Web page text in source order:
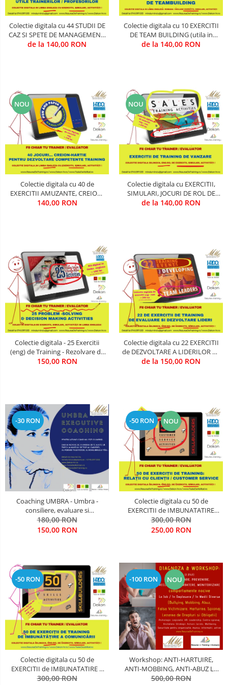
CIVILA
Comunicare (interpersonala, intra
- departamentala, intre-
departamente, in intrreaga
organizatie, in situatii de criza, cu
persoane de decizie, cu persoane
COMUNICATII SPECIALE SI
SATELITARE
TERORISM / ANTI-DROG / ANTI-
CRIMA ORGANIZATA
Cultura Organizationala
Cyber-Security
Energizare
Etica, Deontologie, Profesionalism
INGINERIE MILITARA SI CIVILA
Intelligence & OSINT
STRATEGIE, REACTIE RAPIDA,
CONTROL MILITAR SI CIVIL
LOGISTICA MILITARA SI CIVILA
Luarea Deciziilor (rapid, analitic,
fara bias, fara efect group-think)
Management
Managementul Schimbarii si
Adaptarii
Negociere (Achizitie / Vanzari /
Cooperare / Competitie)
OPERATIUNI MARITIME MILITARE SI
CIVILE
OPERATIUNI SPATIALE MILITARE SI
CIVILE
OPERATIUNI TERESTRE MILITARE SI
CIVILE
Rezolvare de Probleme
Rezolvarea Conflictelor /
Servicii & Relationarea cu Clientii
Teambuilding
Time Management / Planificare /
Organizare
Colectie digitala cu 44 STUDII DE
CAZ SI SPETE DE MANAGEMENT,
LUARE DECIZII, CHANGE &
de la 140,00 RON
Colectie digitala cu 10 EXERCITII
DE TEAM BUILDING (utila in
Training & Evaluare)
de la 140,00 RON
NOU
Colectie digitala cu 40 de
EXERCITII AMUZANTE, CREION-
HARTIE, PENTRU TRAINING SI
140,00 RON
NOU
Colectie digitala cu EXERCITII,
SIMULARI, JOCURI DE ROL DE
VANZARE (utila in Training &
de la 140,00 RON
Colectie digitala - 25 Exercitii
(eng) de Training - Rezolvare de
Probleme si Luare a Deciziilor
150,00 RON
Colectie digitala cu 22 EXERCITII
de DEZVOLTARE A LIDERILOR DE
ECHIPA (utila in Training &
de la 150,00 RON
-30 RON
Coaching UMBRA - Umbra -
consiliere, evaluare si
antrenamente de dezvoltare
Cariere De Elita; antrenamente si
180,00 RON
150,00 RON
-50 RON NOU
Colectie digitala cu 50 de
EXERCITII de IMBUNATATIRE
RELATII CU CLIENTII (utila in
Training & Evaluare)
300,00 RON
250,00 RON
-50 RON
Colectie digitala cu 50 de
EXERCITII de IMBUNATATIRE A
COMUNICARII (utila in Training300,00 RON
-100 RON NOU
Workshop: ANTI-HARTUIRE,
ANTI-MOBBING, ANTI-ABUZ LA
LOCUL DE MUNCA, IN
500,00 RON